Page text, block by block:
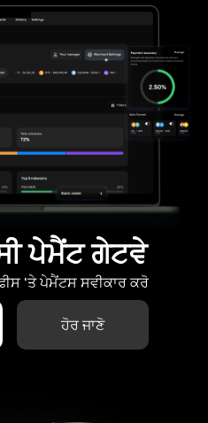
ਪੇਮੈਂਟ ਗੇਟਵੇ
'ਤੇ ਪੇਮੈਂਟਸ ਸਵੀਕਾਰ ਕਰੋ
ਹੋਰ ਜਾਣੋ